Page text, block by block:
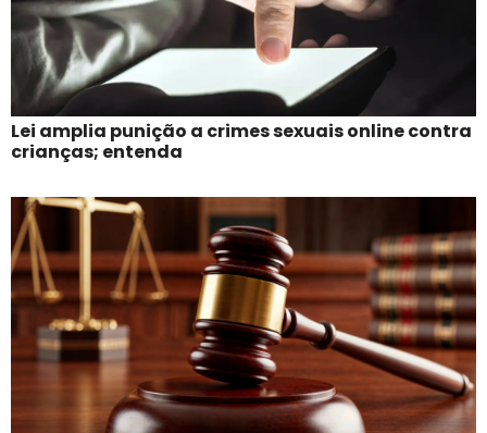
Lei amplia punição a crimes sexuais online contra
crianças; entenda